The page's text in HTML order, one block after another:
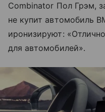
Combinator Пол Грэм,
не купит автомобиль
иронизируют:
для автомобилей».